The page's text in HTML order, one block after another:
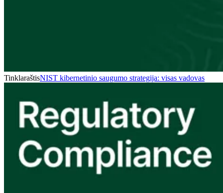
TinklaraštisNIST kibernetinio saugumo strategija: visas vadovas